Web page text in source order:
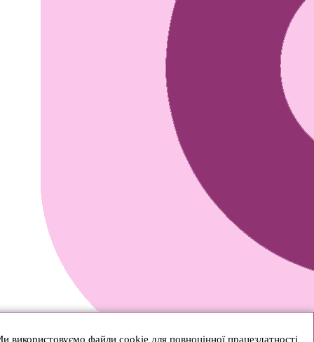
використовуємо файли cookie для повноцінної працездатності